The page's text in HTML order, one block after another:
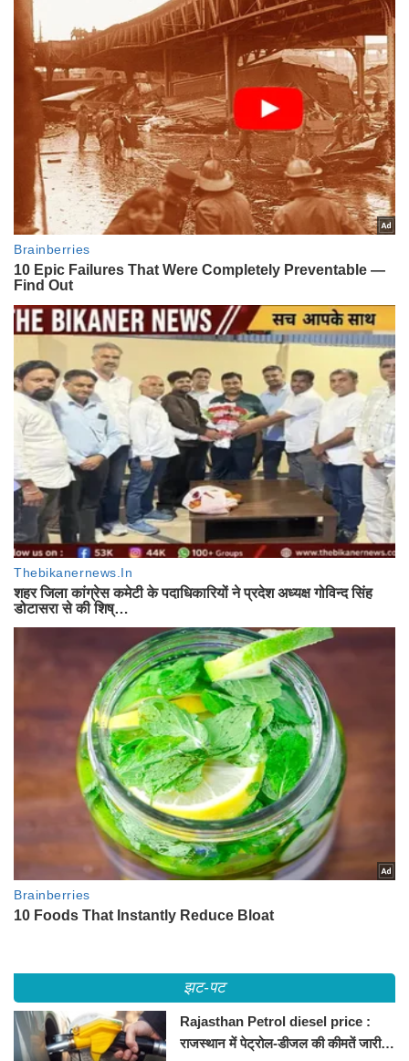
झट-पट
Rajasthan Petrol diesel price :
राजस्थान में पेट्रोल-डीजल की कीमतें जारी,